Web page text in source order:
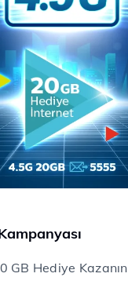
GB Hediye Kazanın